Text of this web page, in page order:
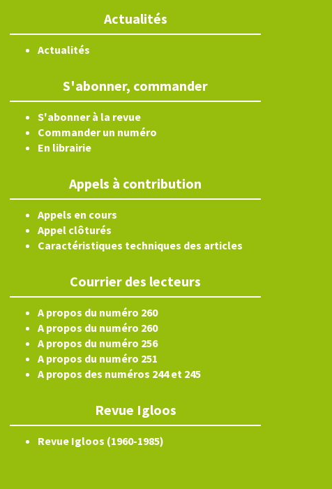
Actualités
Actualités
S'abonner, commander
S'abonner à la revue
Commander un numéro
En librairie
Appels à contribution
Appels en cours
Appel clôturés
Caractéristiques techniques des articles
Courrier des lecteurs
A propos du numéro 260
A propos du numéro 260
A propos du numéro 256
A propos du numéro 251
A propos des numéros 244 et 245
Revue Igloos
Revue Igloos (1960-1985)